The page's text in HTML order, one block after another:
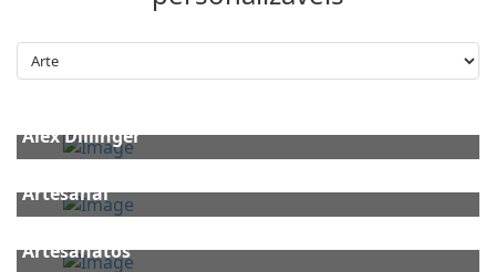
Alex Dillinger
Artesanal
Artesanatos